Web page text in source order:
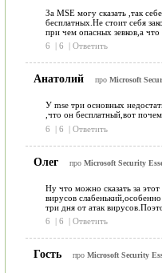
За MSE могу сказать ,так
бесплатных.Не стоит себя
при чем опасных зевков,а
6
| 6 | Ответить
Анатолий про Microsoft
У mse три основных
,что он бесплатный,вот
6
| 6 | Ответить
Олег про Microsoft Security
Ну что можно сказать за
вирусов
три дня от атак
6
| 6 | Ответить
Гость про Microsoft Security